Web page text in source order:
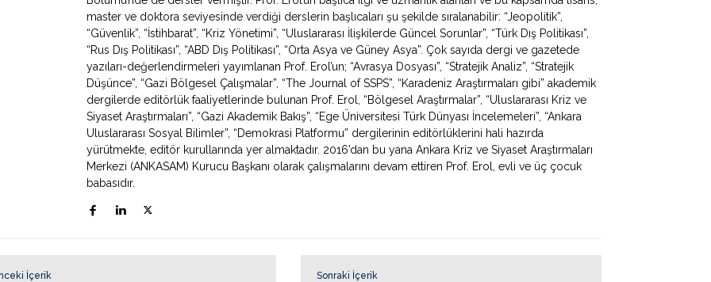
master ve doktora seviyesinde verdiği derslerin başlıcaları şu şekilde sıralanabilir: “Jeopolitik”,
“Güvenlik”, “İstihbarat”, “Kriz Yönetimi”, “Uluslararası İlişkilerde Güncel Sorunlar”, “Türk Dış Politikası”,
“Rus Dış Politikası”, “ABD Dış Politikası”, “Orta Asya ve Güney Asya”. Çok sayıda dergi ve gazetede
yazıları-değerlendirmeleri yayımlanan Prof. Erol’un; “Avrasya Dosyası”, “Stratejik Analiz”, “Stratejik
Düşünce”, “Gazi Bölgesel Çalışmalar”, “The Journal of SSPS”, “Karadeniz Araştırmaları gibi” akademik
dergilerde editörlük faaliyetlerinde bulunan Prof. Erol, “Bölgesel Araştırmalar”, “Uluslararası Kriz ve
Siyaset Araştırmaları”, “Gazi Akademik Bakış”, “Ege Üniversitesi Türk Dünyası İncelemeleri”, “Ankara
Uluslararası Sosyal Bilimler”, “Demokrasi Platformu” dergilerinin editörlüklerini hali hazırda
yürütmekte, editör kurullarında yer almaktadır. 2016’dan bu yana Ankara Kriz ve Siyaset Araştırmaları
Merkezi (ANKASAM) Kurucu Başkanı olarak çalışmalarını devam ettiren Prof. Erol, evli ve üç çocuk
babasıdır.
İçerik Sonraki İçerik